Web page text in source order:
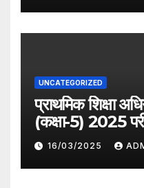
UNCATEGORIZED
प्राथमिक शिक्षा
(कक्षा-5) 2025
16/03/2025